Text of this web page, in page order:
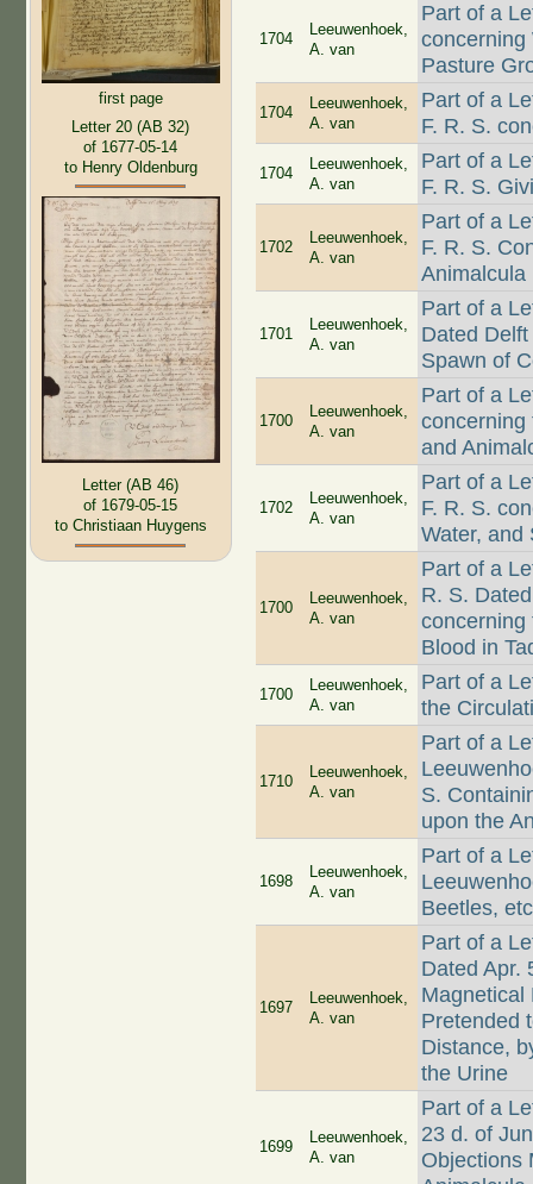
first page
Letter 20 (AB 32)
of 1677-05-14
to Henry Oldenburg
Letter (AB 46)
of 1679-05-15
to Christiaan Huygens
1704
Leeuwenhoek,
A. van
Part of a
concerning
Pasture
1704
Leeuwenhoek,
A. van
Part of a
F. R. S.
1704
Leeuwenhoek,
A. van
Part of a
F. R. S.
1702
Leeuwenhoek,
A. van
Part of a
F. R. S.
Animalcula
1701
Leeuwenhoek,
A. van
Part of a
Dated
Spawn of
1700
Leeuwenhoek,
A. van
Part of a
concerning
and
1702
Leeuwenhoek,
A. van
Part of a
F. R. S.
Water, and
1700
Leeuwenhoek,
A. van
Part of a
R. S.
concerning
Blood in
1700
Leeuwenhoek,
A. van
Part of a
the
1710
Leeuwenhoek,
A. van
Part of a
S.
upon the
1698
Leeuwenhoek,
A. van
Part of a
Beetles,
1697
Leeuwenhoek,
A. van
Part of a
Dated Apr.
Magnetical
Pretended
Distance,
the Urine
1699
Leeuwenhoek,
A. van
Part of a
23 d. of
Objections